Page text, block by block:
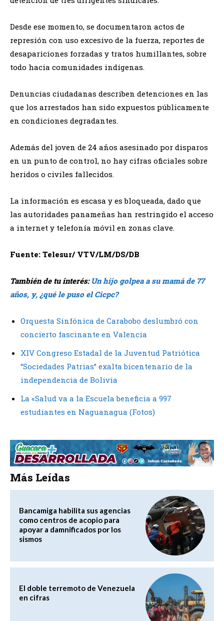
Desde ese momento, se documentaron actos de
represión con uso excesivo de la fuerza, reportes de
desapariciones forzadas y tratos humillantes, sobre
todo hacia comunidades indígenas.
Denuncias ciudadanas describen detenciones en las
que los arrestados han sido expuestos públicamente
en condiciones degradantes.
Además del joven de 24 años asesinado por disparos
en un punto de control, no hay cifras oficiales sobre
heridos o civiles fallecidos.
La información es escasa y es bloqueada, dado que
las autoridades panameñas han restringido el acceso
a internet y telefonía móvil en zonas clave.
Fuente: Telesur/ VTV/LM/DS/DB
También de tu interés: Un hijo golpea a su mamá de 77
años, y, ¿qué le puso el Cicpc?
Orquesta Sinfónica de Carabobo deslumbró con
concierto fascinante en Valencia
XIV Congreso Estadal de la Juventud Patriótica
“Sociedades Patrias” exalta bicentenario de la
independencia de Bolivia
La «Salud va a la Escuela beneficia a 997
estudiantes en Naguanagua (Fotos)
Más Leídas
Bancamiga habilita sus agencias
como centros de acopio para
apoyar a damnificados por los
sismos
El doble terremoto de Venezuela
en cifras